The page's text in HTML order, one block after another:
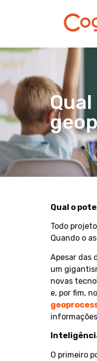
Qual o
Todo
Quando o
Apesar das
um
novas
e, por fim,
O primeiro